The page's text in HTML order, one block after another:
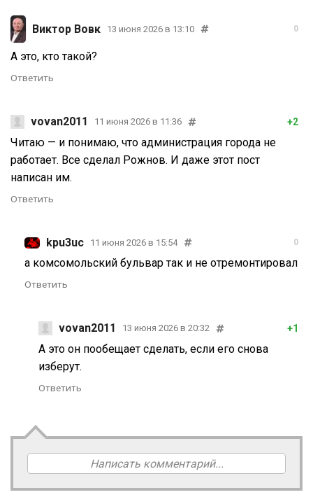
Виктор Вовк 13 июня 2026 в 13:10 0
А это, кто такой?
Ответить
vovan2011 11 июня 2026 в 11:36 +2
Читаю — и понимаю, что администрация города не
работает. Все сделал Рожнов. И даже этот пост
написан им.
Ответить
kpu3uc 11 июня 2026 в 15:54 0
а комсомольский бульвар так и не отремонтировал
Ответить
vovan2011 13 июня 2026 в 20:32 +1
А это он пообещает сделать, если его снова
изберут.
Ответить
Написать комментарий...